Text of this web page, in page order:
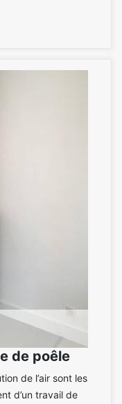
de poêle
de l’air sont les
d’un travail de